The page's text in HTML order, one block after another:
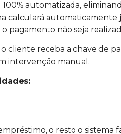
automatizada,
calculará automaticamente
pagamento não seja
cliente receba a chave de
intervenção manual.
o resto o sistema